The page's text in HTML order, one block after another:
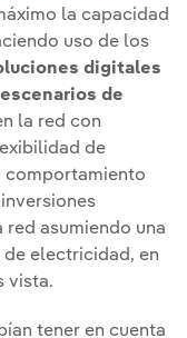
la capacidad
uso de los
digitales
de
la red con
de
comportamiento
asumiendo una
electricidad, en
vista.
tener en cuenta